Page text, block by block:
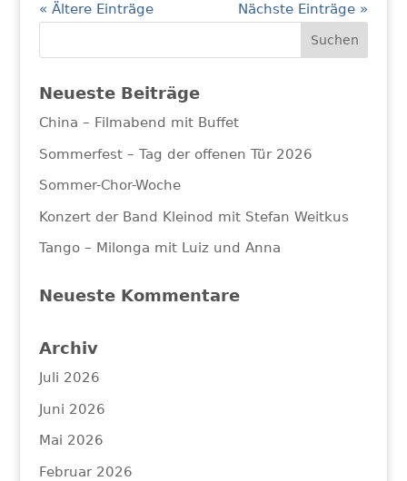
« Ältere Einträge Nächste Einträge »
Neueste Beiträge
China – Filmabend mit Buffet
Sommerfest – Tag der offenen Tür 2026
Sommer-Chor-Woche
Konzert der Band Kleinod mit Stefan Weitkus
Tango – Milonga mit Luiz und Anna
Neueste Kommentare
Archiv
Juli 2026
Juni 2026
Mai 2026
Februar 2026